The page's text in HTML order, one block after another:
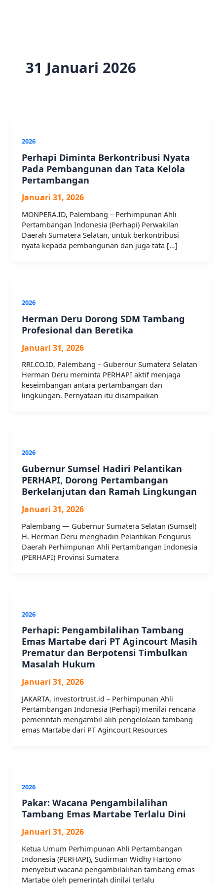
31 Januari 2026
2026
Perhapi Diminta Berkontribusi Nyata
Pada Pembangunan dan Tata Kelola
Pertambangan
Januari 31, 2026
MONPERA.ID, Palembang – Perhimpunan Ahli
Pertambangan Indonesia (Perhapi) Perwakilan
Daerah Sumatera Selatan, untuk berkontribusi
nyata kepada pembangunan dan juga tata […]
2026
Herman Deru Dorong SDM Tambang
Profesional dan Beretika
Januari 31, 2026
RRI.CO.ID, Palembang – Gubernur Sumatera Selatan
Herman Deru meminta PERHAPI aktif menjaga
keseimbangan antara pertambangan dan
lingkungan. Pernyataan itu disampaikan
2026
Gubernur Sumsel Hadiri Pelantikan
PERHAPI, Dorong Pertambangan
Berkelanjutan dan Ramah Lingkungan
Januari 31, 2026
Palembang — Gubernur Sumatera Selatan (Sumsel)
H. Herman Deru menghadiri Pelantikan Pengurus
Daerah Perhimpunan Ahli Pertambangan Indonesia
(PERHAPI) Provinsi Sumatera
2026
Perhapi: Pengambilalihan Tambang
Emas Martabe dari PT Agincourt Masih
Prematur dan Berpotensi Timbulkan
Masalah Hukum
Januari 31, 2026
JAKARTA, investortrust.id – Perhimpunan Ahli
Pertambangan Indonesia (Perhapi) menilai rencana
pemerintah mengambil alih pengelolaan tambang
emas Martabe dari PT Agincourt Resources
2026
Pakar: Wacana Pengambilalihan
Tambang Emas Martabe Terlalu Dini
Januari 31, 2026
Ketua Umum Perhimpunan Ahli Pertambangan
Indonesia (PERHAPI), Sudirman Widhy Hartono
menyebut wacana pengambilalihan tambang emas
Martabe oleh pemerintah dinilai terlalu